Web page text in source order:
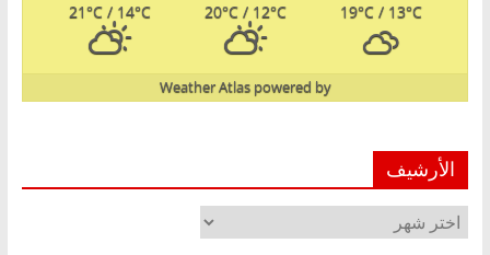
19°C/ 13°C
20°C / 12°C
21°C / 14°C
powered by
Weather Atlas
الأرشيف
الأرشيف